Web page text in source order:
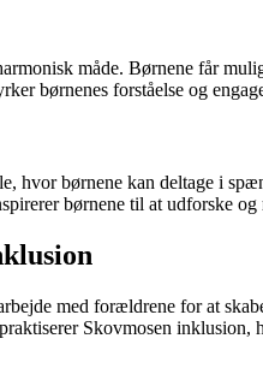
måde. Børnene får
børnenes forståelse og
hvor børnene kan deltage i
børnene til at udforske og
med forældrene for at
Skovmosen